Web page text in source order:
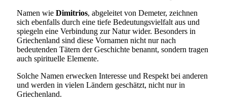
Namen wie Dimitrios, abgeleitet von Demeter, zeichnen
sich ebenfalls durch eine tiefe Bedeutungsvielfalt aus und
spiegeln eine Verbindung zur Natur wider. Besonders in
Griechenland sind diese Vornamen nicht nur nach
bedeutenden Tätern der Geschichte benannt, sondern tragen
auch spirituelle Elemente.
Solche Namen erwecken Interesse und Respekt bei anderen
und werden in vielen Ländern geschätzt, nicht nur in
Griechenland.